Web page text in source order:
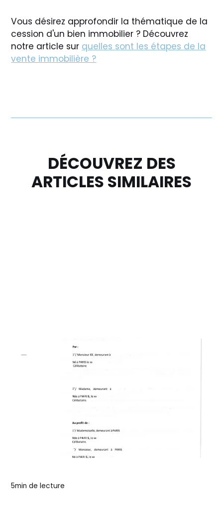
Vous désirez approfondir la thématique de la
cession d'un bien immobilier ? Découvrez
notre article sur quelles sont les étapes de la
vente immobilière ?
DÉCOUVREZ DES
ARTICLES SIMILAIRES
Achat/vente
comment l'obtenir ?
Le titre de propriété : apprenez-en plus sur
pour l'acquérir lors d'une transaction
immobilière ou d'une succession.
5min de lecture